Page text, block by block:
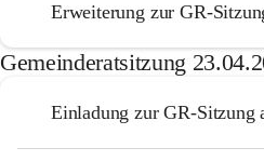
Erweiterung zur GR-
Gemeinderatsitzung
Einladung zur GR-Sitzung